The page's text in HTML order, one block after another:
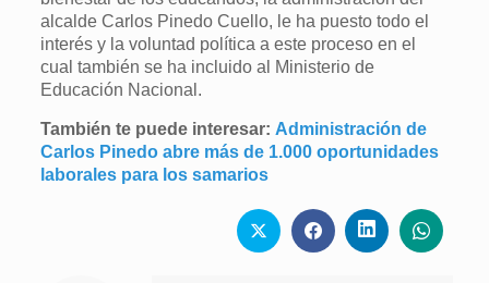
alcalde Carlos Pinedo Cuello, le ha puesto todo el
interés y la voluntad política a este proceso en el
cual también se ha incluido al Ministerio de
Educación Nacional.
También te puede interesar: Administración de
Carlos Pinedo abre más de 1.000 oportunidades
laborales para los samarios